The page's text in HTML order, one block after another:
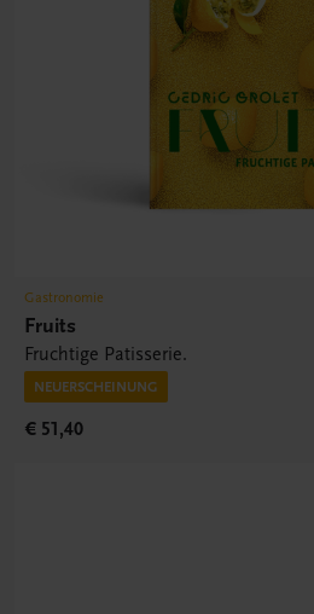
Gastronomie
Fruits
Fruchtige Patisserie.
NEUERSCHEINUNG
€ 51,40